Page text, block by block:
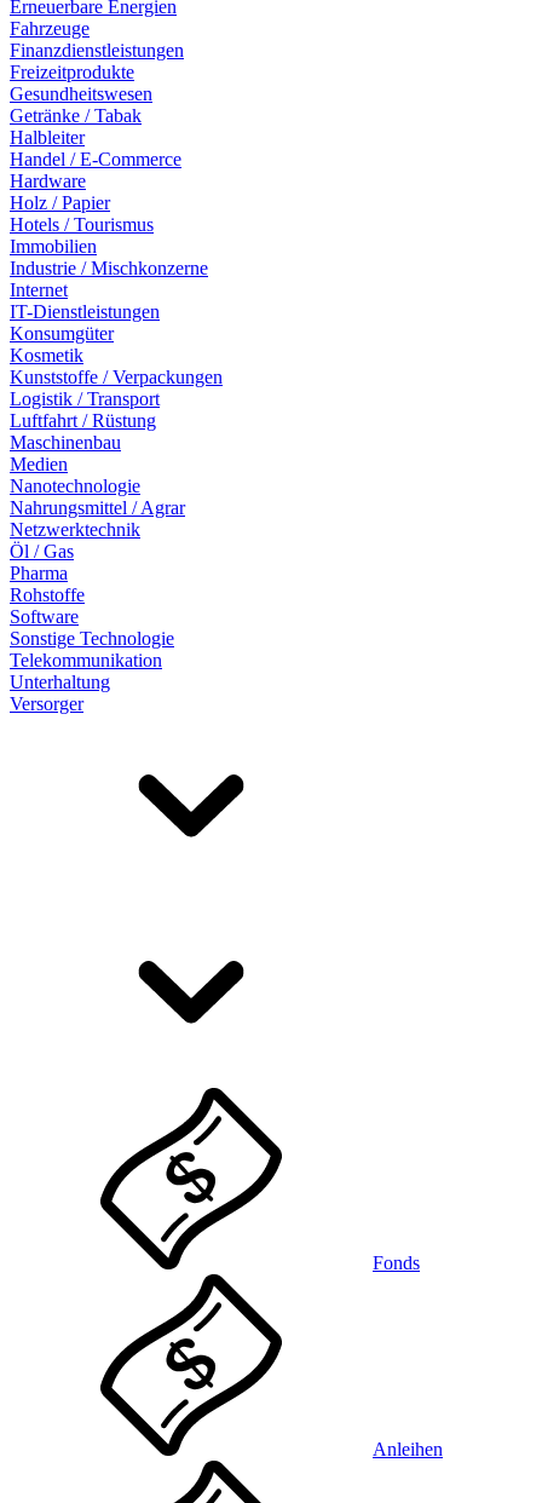
Erneuerbare Energien
Fahrzeuge
Finanzdienstleistungen
Freizeitprodukte
Gesundheitswesen
Getränke / Tabak
Halbleiter
Handel / E-Commerce
Hardware
Holz / Papier
Hotels / Tourismus
Immobilien
Industrie / Mischkonzerne
Internet
IT-Dienstleistungen
Konsumgüter
Kosmetik
Kunststoffe / Verpackungen
Logistik / Transport
Luftfahrt / Rüstung
Maschinenbau
Medien
Nanotechnologie
Nahrungsmittel / Agrar
Netzwerktechnik
Öl / Gas
Pharma
Rohstoffe
Software
Sonstige Technologie
Telekommunikation
Unterhaltung
Versorger
Fonds
Anleihen